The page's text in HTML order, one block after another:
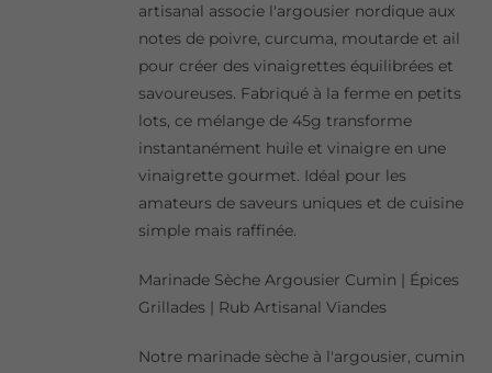
artisanal associe l'argousier nordique aux
notes de poivre, curcuma, moutarde et ail
pour créer des vinaigrettes équilibrées et
savoureuses. Fabriqué à la ferme en petits
lots, ce mélange de 45g transforme
instantanément huile et vinaigre en une
vinaigrette gourmet. Idéal pour les
amateurs de saveurs uniques et de cuisine
simple mais raffinée.
Marinade Sèche Argousier Cumin | Épices
Grillades | Rub Artisanal Viandes
Notre marinade sèche à l'argousier, cumin